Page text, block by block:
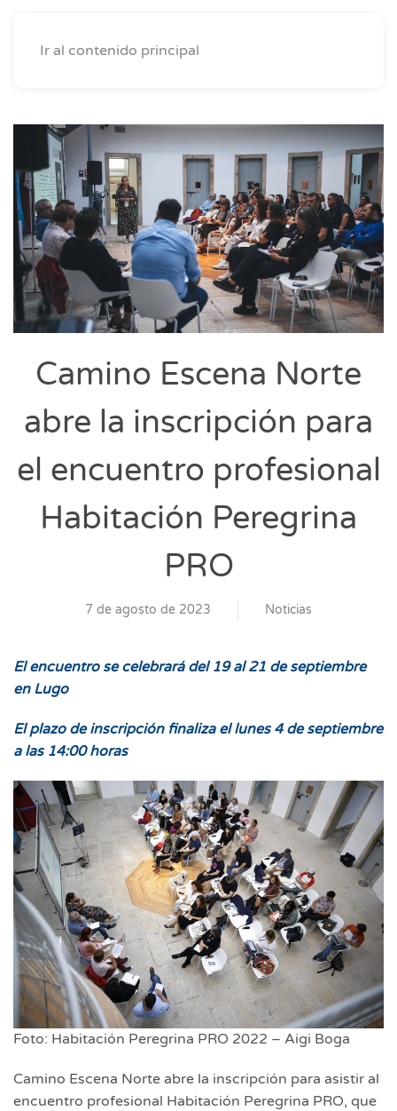
Ir al contenido principal
Camino Escena Norte
abre la inscripción para
el encuentro profesional
Habitación Peregrina
PRO
7 de agosto de 2023 Noticias
El encuentro se celebrará del 19 al 21 de septiembre
en Lugo
El plazo de inscripción finaliza el lunes 4 de septiembre
a las 14:00 horas
Foto: Habitación Peregrina PRO 2022 – Aigi Boga
Camino Escena Norte abre la inscripción para asistir al
encuentro profesional Habitación Peregrina PRO, que